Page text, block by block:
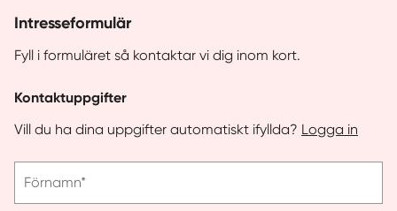
Intresseformulär
Fyll i formuläret så kontaktar vi dig inom kort.
Kontaktuppgifter
Vill du ha dina uppgifter automatiskt ifyllda? Logga in
ange
Förnamn*